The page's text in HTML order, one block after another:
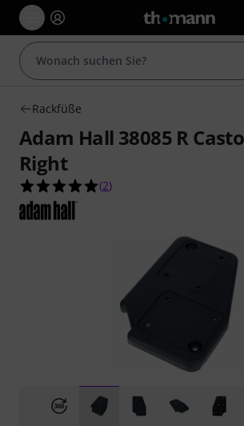
Rackfüße
Adam Hall 38085 R
Right
5.0 von 5 Sternen aus 2
(2)